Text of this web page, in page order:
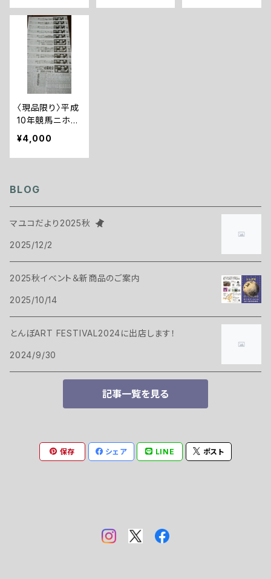
〈現品限り〉平成
10年競馬ニホン
当日版10部セッ
¥4,000
BLOG
マユコだより2025秋
2025/12/2
2025秋イベント＆新商品のご案内
2025/10/14
とんぼART FESTIVAL2024に出店します！
2024/9/30
記事一覧を見る
保存 シェア LINE ポスト